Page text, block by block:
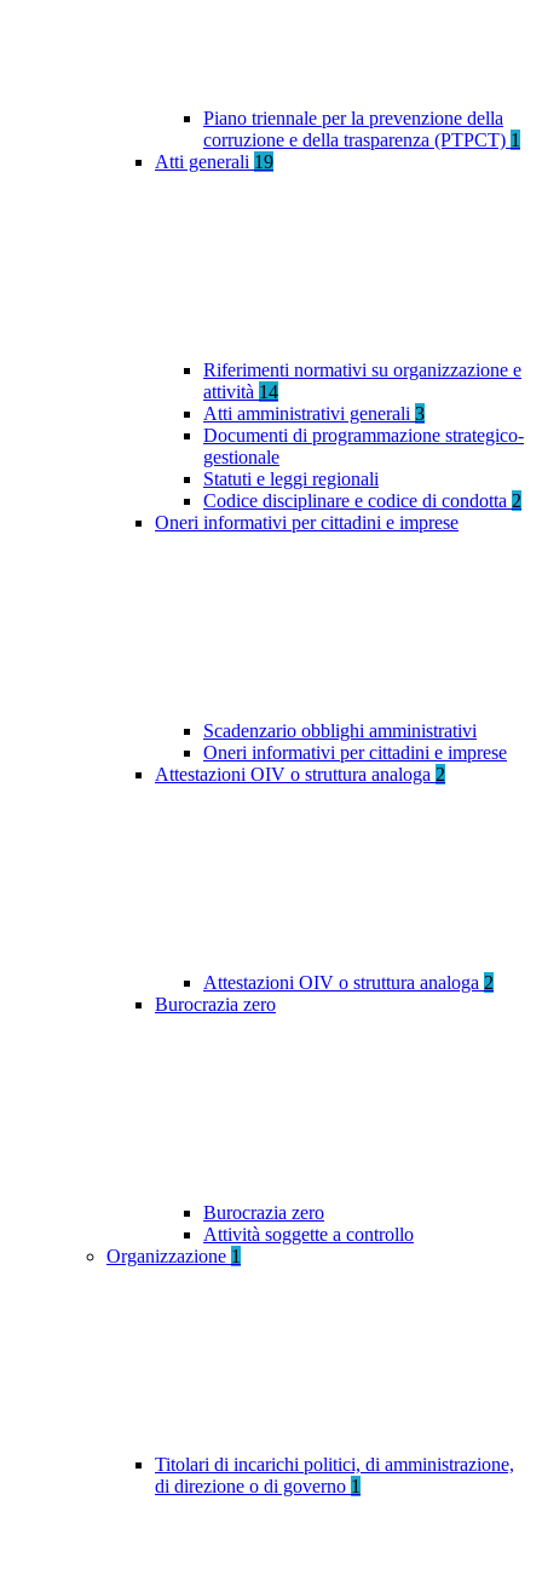
Piano triennale per la prevenzione della
corruzione e della trasparenza (PTPCT) 1
Atti generali 19
Riferimenti normativi su organizzazione e
attività 14
Atti amministrativi generali 3
Documenti di programmazione strategico-
gestionale
Statuti e leggi regionali
Codice disciplinare e codice di condotta 2
Oneri informativi per cittadini e imprese
Scadenzario obblighi amministrativi
Oneri informativi per cittadini e imprese
Attestazioni OIV o struttura analoga 2
Attestazioni OIV o struttura analoga 2
Burocrazia zero
Burocrazia zero
Attività soggette a controllo
Organizzazione 1
Titolari di incarichi politici, di amministrazione,
di direzione o di governo 1